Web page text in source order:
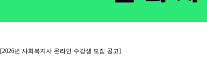
[2026년 사회복지사 온라인 수강생 모집 공고]